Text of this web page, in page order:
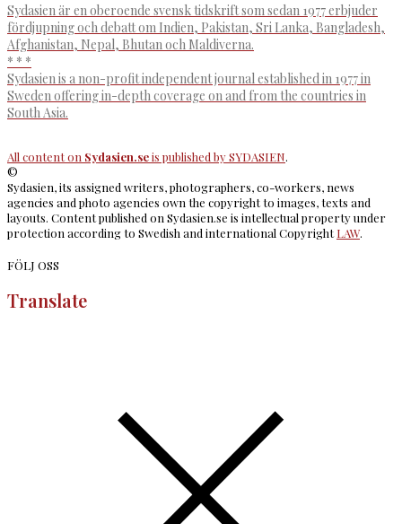
Sydasien är en oberoende svensk tidskrift som sedan 1977 erbjuder
fördjupning och debatt om Indien, Pakistan, Sri Lanka, Bangladesh,
Afghanistan, Nepal, Bhutan och Maldiverna.
* * *
Sydasien is a non-profit independent journal established in 1977 in
Sweden offering in-depth coverage on and from the countries in
South Asia.
All content on Sydasien.seis published bySYDASIEN.
©
Sydasien, its assigned writers, photographers, co-workers, news
agencies and photo agencies own the copyright to images, texts and
layouts. Content published on Sydasien.se is intellectual property under
protection according to Swedish and international CopyrightLAW.
FÖLJ OSS
Translate